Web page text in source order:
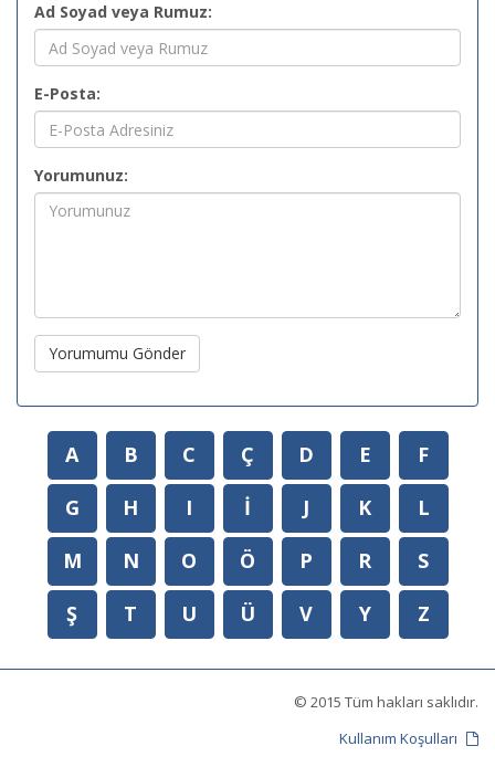
Ad Soyad veya Rumuz:
E-Posta:
Yorumunuz:
Yorumumu Gönder
A B C Ç D E
F
G
H I İ J K
L
M
N O Ö P R
S
Ş
T U Ü V Y Z
© 2015 Tüm hakları saklıdır.
Kullanım Koşulları